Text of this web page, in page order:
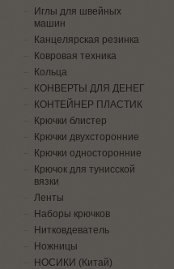
Иглы для швейных
машин
Канцелярская резинка
Ковровая техника
Кольца
КОНВЕРТЫ ДЛЯ ДЕНЕГ
КОНТЕЙНЕР ПЛАСТИК
Крючки блистер
Крючки двухсторонние
Крючки односторонние
Крючок для тунисской
вязки
Ленты
Наборы крючков
Нитковдеватель
Ножницы
НОСИКИ (Китай)